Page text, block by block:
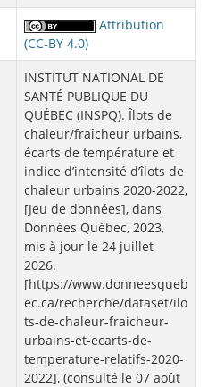
Attribution
(CC-BY 4.0)
INSTITUT NATIONAL DE
SANTÉ PUBLIQUE DU
QUÉBEC (INSPQ). Îlots de
chaleur/fraîcheur urbains,
écarts de température et
indice d’intensité d’îlots de
chaleur urbains 2020-2022,
[Jeu de données], dans
Données Québec, 2023,
mis à jour le 24 juillet
2026.
[https://www.donneesqueb
ec.ca/recherche/dataset/ilo
ts-de-chaleur-fraicheur-
urbains-et-ecarts-de-
temperature-relatifs-2020-
2022], (consulté le 07 août